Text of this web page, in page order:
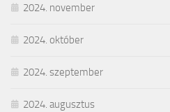
2024. november
2024. október
2024. szeptember
2024. augusztus